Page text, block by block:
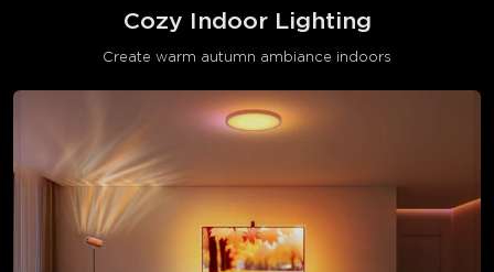
Cozy Indoor Lighting
Create warm autumn ambiance indoors
close